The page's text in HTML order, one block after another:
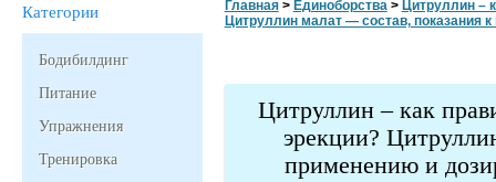
Категории
Бодибилдинг
Питание
Упражнения
Тренировка
Главная> Единоборства > Цитруллин –
Цитруллин малат — состав, показания
Цитруллин – как
эрекции?
применению и